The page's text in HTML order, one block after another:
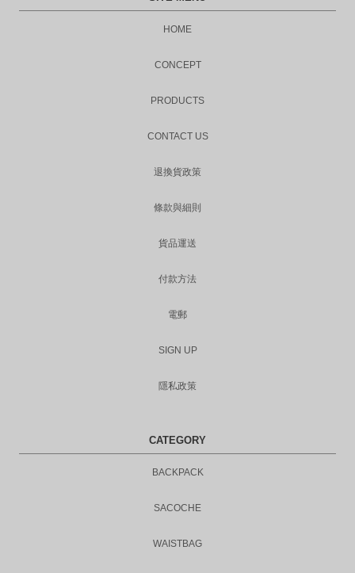
HOME
CONCEPT
PRODUCTS
CONTACT US
退換貨政策
條款與細則
貨品運送
付款方法
電郵
SIGN UP
隱私政策
CATEGORY
BACKPACK
SACOCHE
WAISTBAG